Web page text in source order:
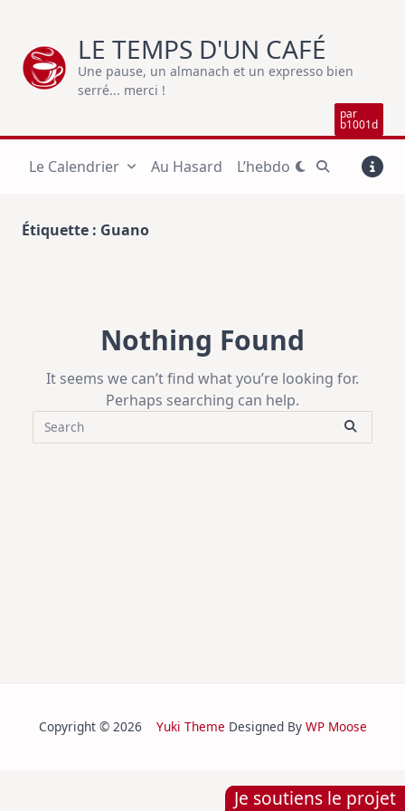
Je soutiens le projet
content
LE TEMPS D'UN CAFÉ
Une pause, un almanach et un expresso bien
serré... merci !
par
b1001d
Le Calendrier Au Hasard L’hebdo
Étiquette : Guano
Nothing Found
It seems we can’t find what you’re looking for.
Perhaps searching can help.
Search
Copyright © 2026 Yuki Theme Designed By WP Moose